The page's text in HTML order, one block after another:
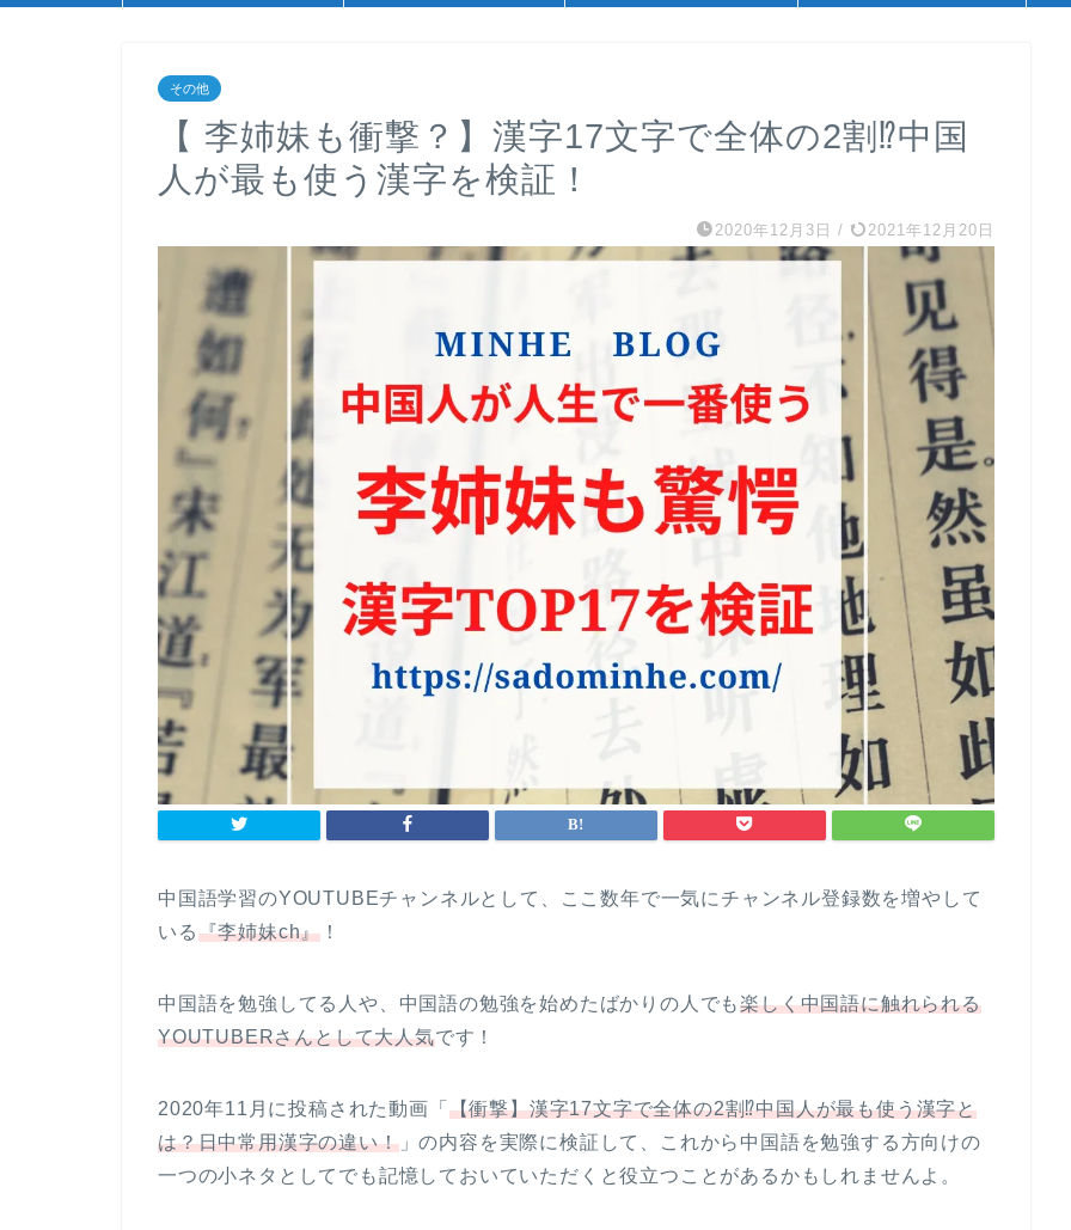
その他
【 李姉妹も衝撃？】漢字17文字で全体の2割⁉︎中国
人が最も使う漢字を検証！
2020年12月3日 / 2021年12月20日
中国語学習のYOUTUBEチャンネルとして、ここ数年で一気にチャンネル登録数を増やして
いる『李姉妹ch』 ！
中国語を勉強してる人や、中国語の勉強を始めたばかりの人でも楽しく中国語に触れられる
YOUTUBERさんとして大人気です！
2020年11月に投稿された動画「 【衝撃】漢字17文字で全体の2割⁉︎中国人が最も使う漢字と
は？日中常用漢字の違い！」の内容を実際に検証して、これから中国語を勉強する方向けの
一つの小ネタとしてでも記憶しておいていただくと役立つことがあるかもしれませんよ。